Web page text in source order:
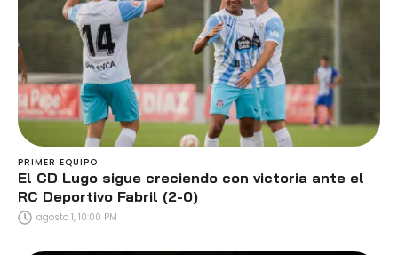
PRIMER EQUIPO
El CD Lugo sigue creciendo con victoria ante el
RC Deportivo Fabril (2-0)
agosto 1, 10:00 PM